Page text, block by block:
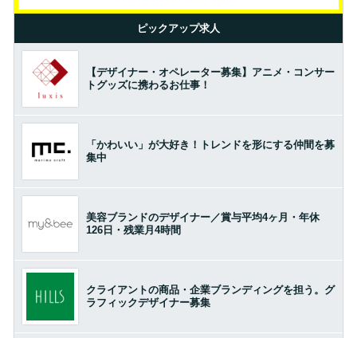
ピックアップ求人
【デザイナー・オペレーター募集】アニメ・コンサー
トグッズに携わるお仕事！
「かわいい」が大好き！トレンドを形にする仲間を募
集中
美容ブランドのデザイナー／賞与平均4ヶ月・年休
126日・残業月4時間
クライアントの商品・企業ブランディングを担う。グ
ラフィックデザイナー募集